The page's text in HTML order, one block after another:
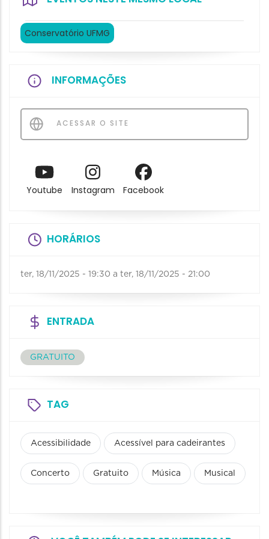
Conservatório UFMG
INFORMAÇÕES
ACESSAR O SITE
Youtube Instagram Facebook
HORÁRIOS
ter, 18/11/2025 - 19:30 a ter, 18/11/2025 - 21:00
ENTRADA
GRATUITO
TAG
Acessibilidade Acessível para cadeirantes
Concerto Gratuito Música Musical